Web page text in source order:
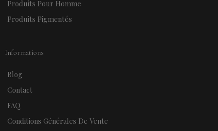
Produits Pour Homme
Produits Pigmentés
Informations
Blog
Contact
FAQ
Conditions Générales De Vente